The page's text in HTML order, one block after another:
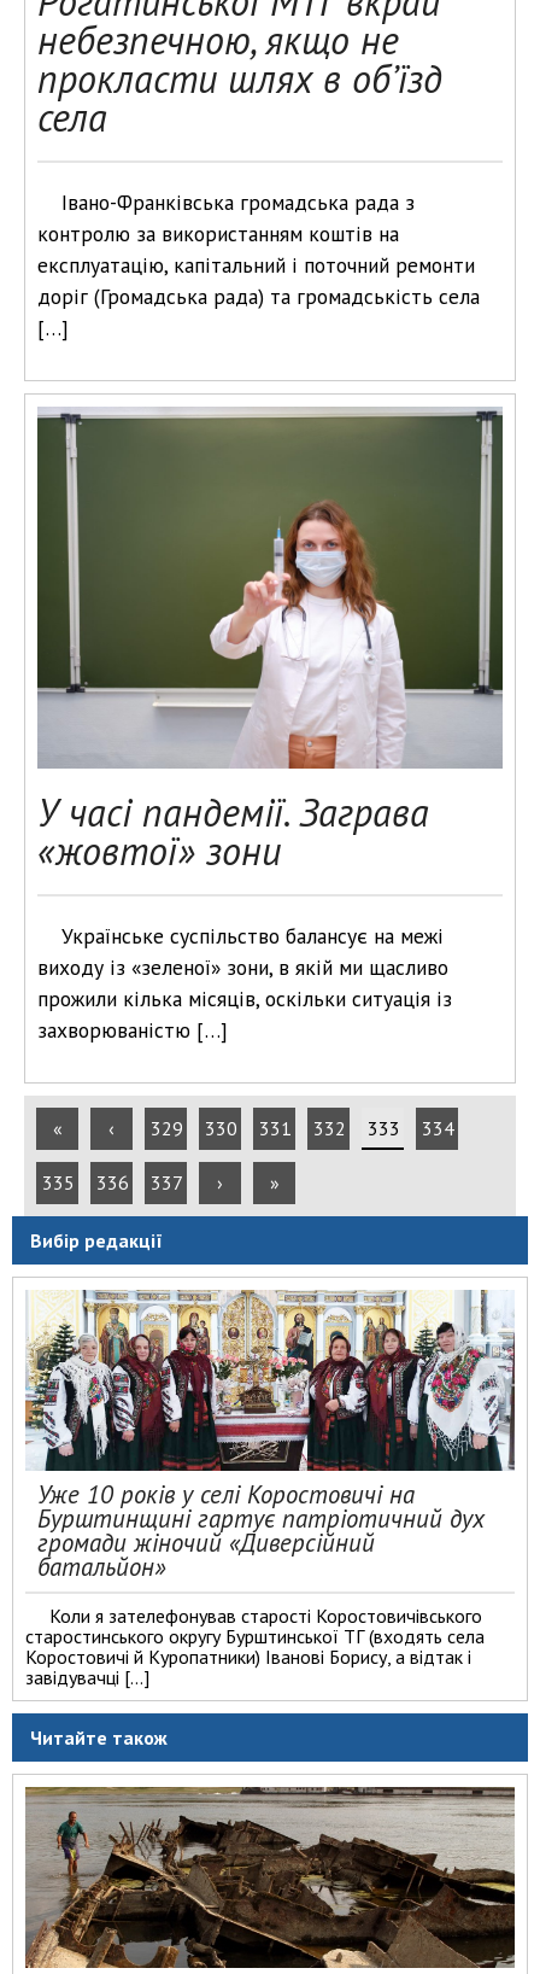
небезпечною, якщо не
прокласти шлях в об’їзд
села
Івано-Франківська громадська рада з
контролю за використанням коштів на
експлуатацію, капітальний і поточний ремонти
доріг (Громадська рада) та громадськість села
[…]
У часі пандемії. Заграва
«жовтої» зони
Українське суспільство балансує на межі
виходу із «зеленої» зони, в якій ми щасливо
прожили кілька місяців, оскільки ситуація із
захворюваністю […]
« ‹ 329 330 331 332 333 334
335 336 337 › »
Вибір редакції
Уже 10 років у селі Коростовичі на
Бурштинщині гартує патріотичний дух
громади жіночий «Диверсійний
батальйон»
Коли я зателефонував старості Коростовичівського
старостинського округу Бурштинської ТГ (входять села
Коростовичі й Куропатники) Іванові Борису, а відтак і
завідувачці […]
Читайте також